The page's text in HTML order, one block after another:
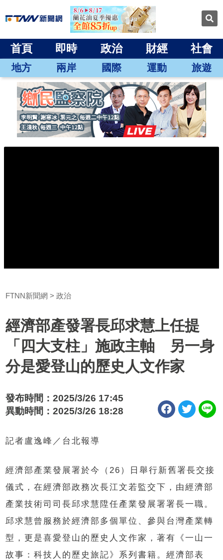
首頁 即時 政治 財經 社會
地方 兩岸 國際 運動 旅遊
FTNN新聞網 政治
經濟部產發署長邱求慧上任提
「四大支柱」施政主軸 另一身
分是愛登山的歷史人文作家
發布時間：2025/3/26 17:45
異動時間：2025/3/26 18:28
記者盧逸峰／台北報導
經濟部產業發展署於今（26）日舉行新舊署長交接
儀式，在經濟部政務次長江文若監交下，由經濟部
產業技術司司長邱求慧陞任產業發展署署長一職。
邱求慧曾服務於經濟部多個單位、參與台灣產業轉
型，更是喜愛登山的歷史人文作家，著有《一山一
故事：科技人的歷史旅記》系列書籍。經濟部表